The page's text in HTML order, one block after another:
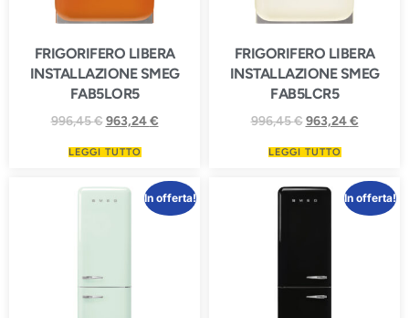
FRIGORIFERO LIBERA
INSTALLAZIONE SMEG
FAB5LOR5
996,45€ 963,24€
LEGGI TUTTO
FRIGORIFERO LIBERA
INSTALLAZIONE SMEG
FAB5LCR5
996,45€ 963,24€
LEGGI TUTTO
In offerta! In offerta!